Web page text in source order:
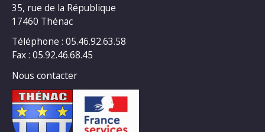
35, rue de la République
17460 Thénac
Téléphone : 05.46.92.63.58
Fax : 05.92.46.68.45
Nous contacter